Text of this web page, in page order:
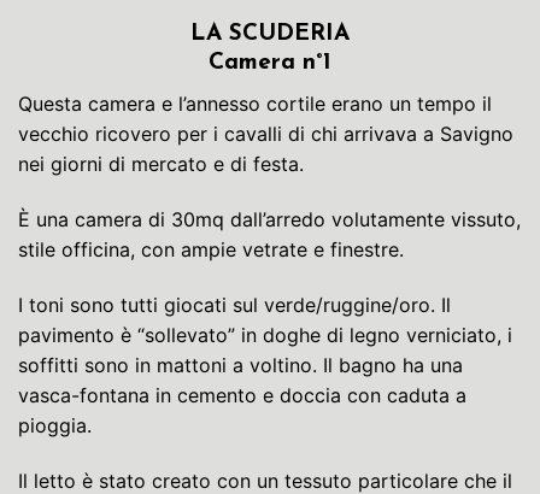
LA SCUDERIA
Camera n°1
Questa camera e l’annesso cortile erano un tempo il
vecchio ricovero per i cavalli di chi arrivava a Savigno
nei giorni di mercato e di festa.
È una camera di 30mq dall’arredo volutamente vissuto,
stile officina, con ampie vetrate e finestre.
I toni sono tutti giocati sul verde/ruggine/oro. Il
pavimento è “sollevato” in doghe di legno verniciato, i
soffitti sono in mattoni a voltino. Il bagno ha una
vasca-fontana in cemento e doccia con caduta a
pioggia.
Il letto è stato creato con un tessuto particolare che il